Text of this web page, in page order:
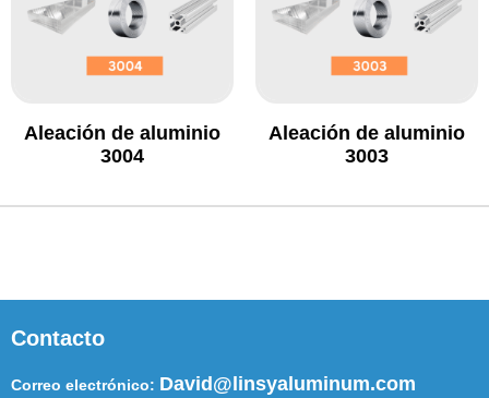
Aleación de aluminio
3004
Aleación de aluminio
3003
Contacto
Correo electrónico: David@linsyaluminum.com